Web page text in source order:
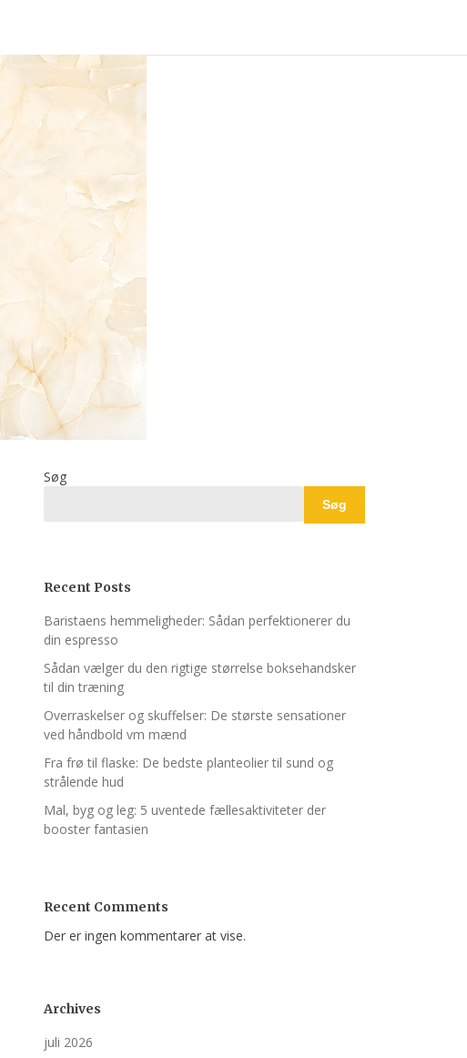
Søg
Søg
Recent Posts
Baristaens hemmeligheder: Sådan perfektionerer du
din espresso
Sådan vælger du den rigtige størrelse boksehandsker
til din træning
Overraskelser og skuffelser: De største sensationer
ved håndbold vm mænd
Fra frø til flaske: De bedste planteolier til sund og
strålende hud
Mal, byg og leg: 5 uventede fællesaktiviteter der
booster fantasien
Recent Comments
Der er ingen kommentarer at vise.
Archives
juli 2026